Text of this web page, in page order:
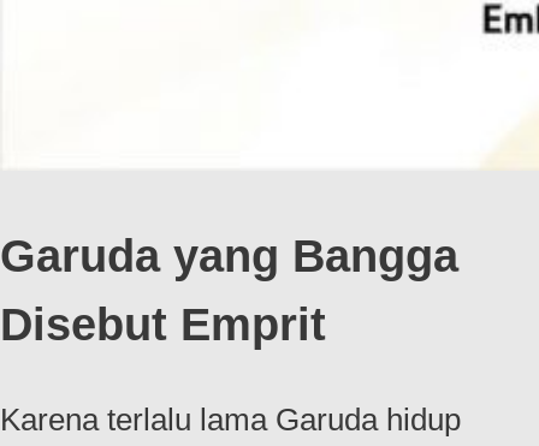
Garuda yang Bangga
Disebut Emprit
Karena terlalu lama Garuda hidup